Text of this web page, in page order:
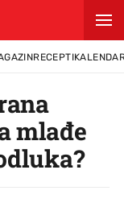
RECEPTI
mlađe